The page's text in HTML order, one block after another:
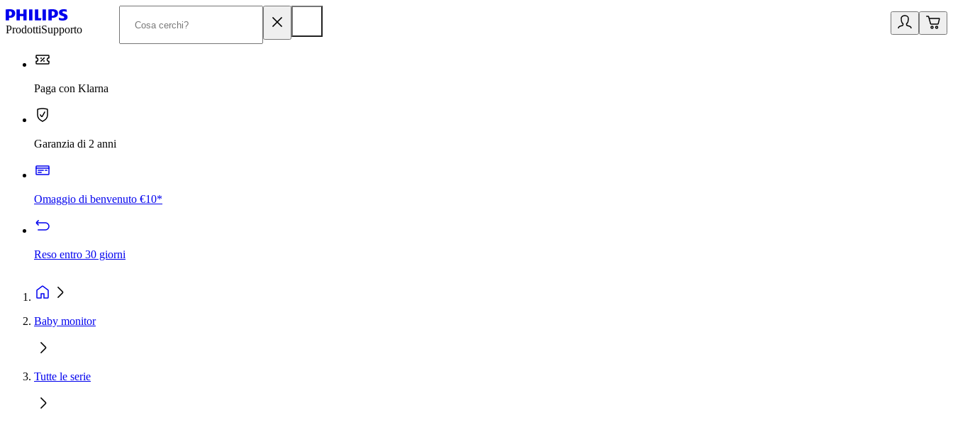
ProdottiSupporto
Paga con Klarna
Garanzia di 2 anni
Omaggio di benvenuto €10*
Reso entro 30 giorni
Baby monitor
Tutte le serie